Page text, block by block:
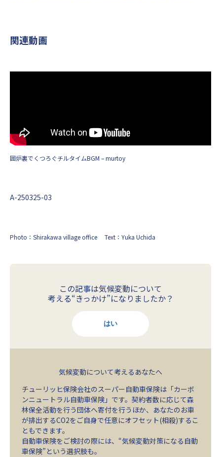
関連動画
囲炉裏でくつろぐチルタイムBGM – murtoy
A-250325-03
Photo：Shirakawa village office Text：Yuka Uchida
この記事は気候変動について
考える“きっかけ”になりましたか？
はい
気候変動について考えるあなたへ
チューリッヒ保険会社のスーパー自動車保険は「カーボ
ンニュートラル自動車保険」です。契約者数に応じて森
林保全活動を行う団体へ寄付を行うほか、あなたのお車
が排出するCO2をご自身で任意にオフセット(相殺)するこ
ともできます。
自動車保険をご検討の際には、“気候変動対策になる自動
車保険”という選択肢も。